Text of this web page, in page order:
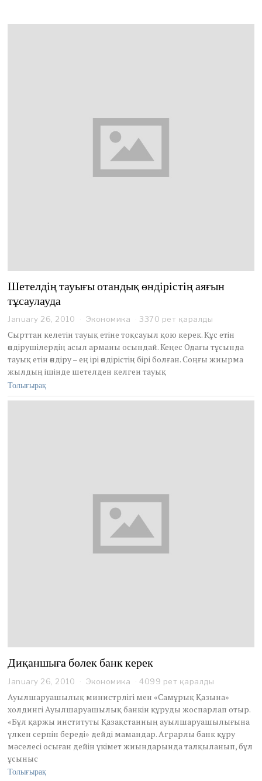
Шетелдің тауығы отандық өндірістің аяғын
тұсаулауда
January 26, 2010
t
o
b
e
9
Экономика 3370 рет қаралды
Сырттан келетін тауық етіне тоқсауыл қою керек. Құс етін
өндірушілердің асыл арманы осындай. Кеңес Одағы тұсында
тауық етін өндіру – ең ірі өндірістің бірі болған. Соңғы жиырма
жылдың ішінде шетелден келген тауық
Толығырақ
Диқаншыға бөлек банк керек
January 26, 2010
t
o
b
e
r
Экономика 4099 рет қаралды
Ауылшаруашылық министрлігі мен «Самұрық Қазына»
холдингі Ауылшаруашылық банкін құруды жоспарлап отыр.
«Бұл қаржы институты Қазақстанның ауылшаруашылығына
үлкен серпін береді» дейді мамандар. Аграрлы банк құру
мәселесі осыған дейін үкімет жиындарында талқыланып, бұл
ұсыныс
Толығырақ